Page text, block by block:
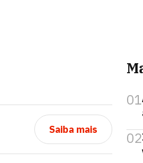
Saiba mais
01
02